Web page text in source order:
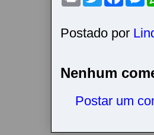
t
t
e
b
o
e
n
r
Postado por
Nenhum
Postar um